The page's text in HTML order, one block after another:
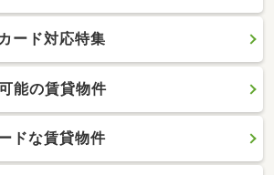
ード対応特集
能の賃貸物件
ドな賃貸物件